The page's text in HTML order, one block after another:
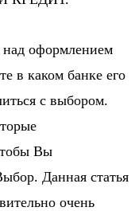
над оформлением
в каком банке его
с выбором.
Вы
Данная статья
очень